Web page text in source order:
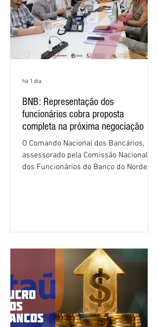
BNB: Representação dos
funcionários cobra proposta
completa na próxima negociação
O Comando Nacional dos Bancários,
assessorado pela Comissão Nacional
dos Funcionários do Banco do Nordeste
negociação encerrou a discussão das
cláusulas econômicas e sindicais da
minuta, e a representação dos
funcionários cobrou que o banco
apresente uma proposta c
há 1 dia